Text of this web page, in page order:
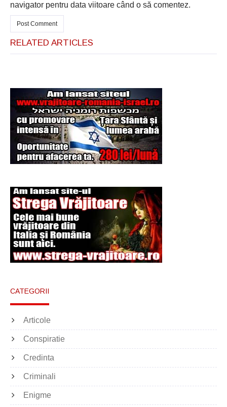
navigator pentru data viitoare când o să comentez.
RELATED ARTICLES
CATEGORII
Articole
Conspiratie
Credinta
Criminali
Enigme